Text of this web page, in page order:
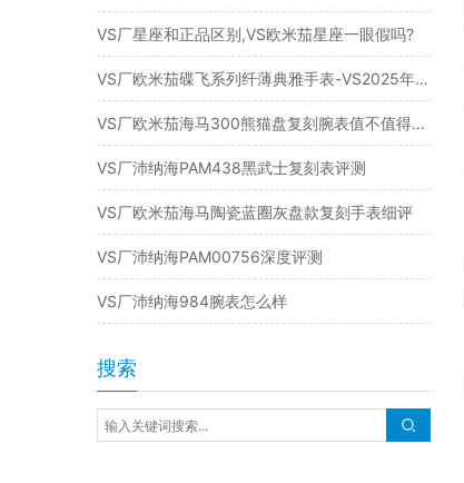
VS厂星座和正品区别,VS欧米茄星座一眼假吗?
VS厂欧米茄碟飞系列纤薄典雅手表-VS2025年新品复刻表
VS厂欧米茄海马300熊猫盘复刻腕表值不值得入手
VS厂沛纳海PAM438黑武士复刻表评测
VS厂欧米茄海马陶瓷蓝圈灰盘款复刻手表细评
VS厂沛纳海PAM00756深度评测
VS厂沛纳海984腕表怎么样
搜索